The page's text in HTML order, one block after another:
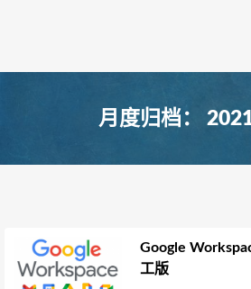
月度归档：
Google
工版